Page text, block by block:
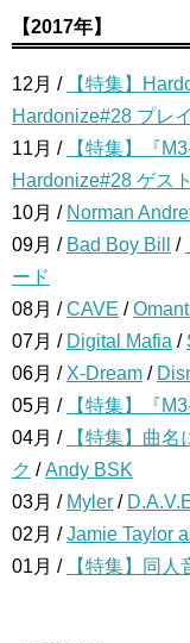
【2017年】
12月 /
【特集】
Hardonize#28 プレ
11月 /
【特集】『
Hardonize#28 ゲス
10月 / Norman
09月 / Bad Boy Bill /
ード
08月 /CAVE /
07月 / Digital Mafia /
06月 / X-Dream /
05月 /
【特集】『
04月 /
【特集】曲
ク /Andy BSK
03月 / Myler /
02月 /Jamie Taylor
01月 /
【特集】同人